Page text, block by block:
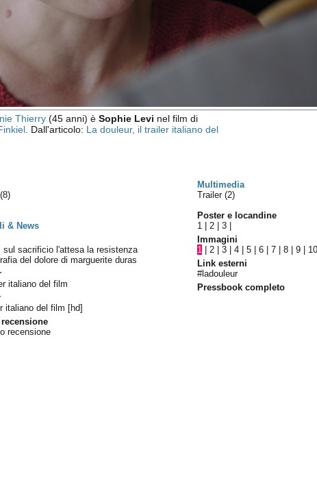
Thierry(45 anni) è Sophie Levi nel film di
. Dall'articolo: La douleur, il trailer italiano del
Multimedia
(8)
& News
sul sacrificio l'attesa la resistenza
del dolore di marguerite duras
italiano del film
italiano del film [hd]
recensione
Trailer (2)
Poster e locandine
1 |2 |3
Immagini
1 |2 |3 |4 |5 |6 |7 |8 |9 10
Link esterni
#ladouleur
Pressbook completo